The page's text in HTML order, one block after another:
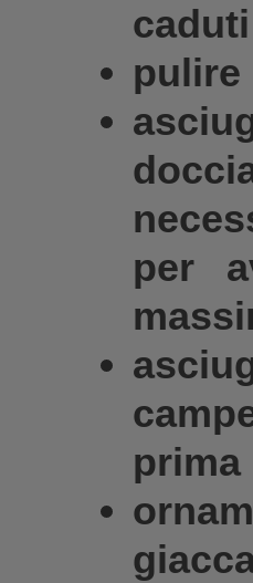
pulire
per